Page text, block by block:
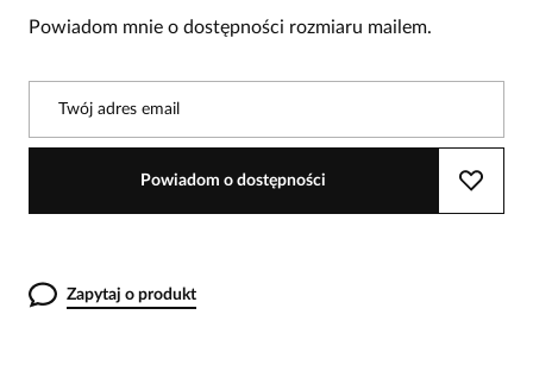
Powiadom mnie o dostępności rozmiaru mailem.
Twój adres email
Powiadom o dostępności
Zapytaj o produkt